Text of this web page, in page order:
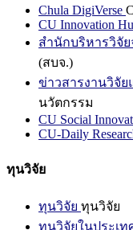
Chula DigiVerse
CU Innovation
สำนักบริหารวิจั
(สบจ.)
ข่าวสารงานวิจั
นวัตกรรม
CU Social
CU-Daily
ทุนวิจัย
ทุนวิจัย ทุนวิจัย
ทุนวิจัยในประเท